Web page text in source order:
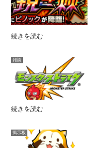
続きを読む
雑談
続きを読む
掲示板